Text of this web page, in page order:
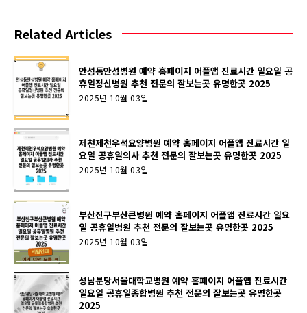
Related Articles
안성동안성병원 예약 홈페이지 어플앱 진료시간 일요일 공
휴일정신병원 추천 전문의 잘보는곳 유명한곳 2025
2025년 10월 03일
제천제천우석요양병원 예약 홈페이지 어플앱 진료시간 일
요일 공휴일의사 추천 전문의 잘보는곳 유명한곳 2025
2025년 10월 03일
부산진구부산큰병원 예약 홈페이지 어플앱 진료시간 일요
일 공휴일병원 추천 전문의 잘보는곳 유명한곳 2025
2025년 10월 03일
성남분당서울대학교병원 예약 홈페이지 어플앱 진료시간
일요일 공휴일종합병원 추천 전문의 잘보는곳 유명한곳
2025